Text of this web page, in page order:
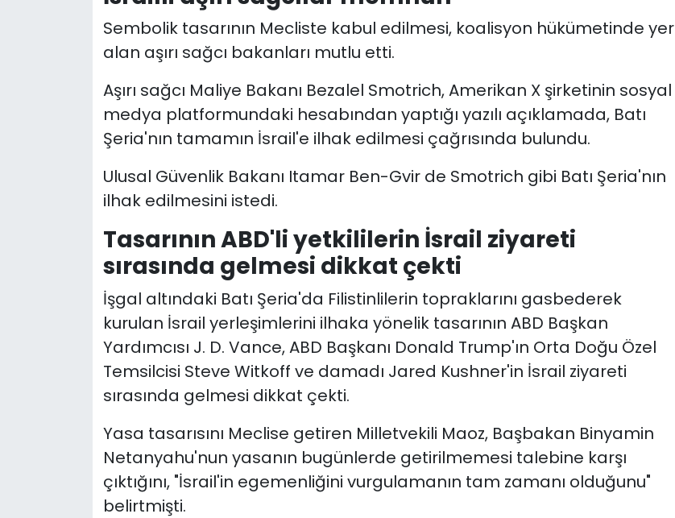
Sembolik tasarının Mecliste kabul edilmesi, koalisyon hükümetinde yer
alan aşırı sağcı bakanları mutlu etti.
Aşırı sağcı Maliye Bakanı Bezalel Smotrich, Amerikan X şirketinin sosyal
medya platformundaki hesabından yaptığı yazılı açıklamada, Batı
Şeria'nın tamamın İsrail'e ilhak edilmesi çağrısında bulundu.
Ulusal Güvenlik Bakanı Itamar Ben-Gvir de Smotrich gibi Batı Şeria'nın
ilhak edilmesini istedi.
Tasarının ABD'li yetkililerin İsrail ziyareti
sırasında gelmesi dikkat çekti
İşgal altındaki Batı Şeria'da Filistinlilerin topraklarını gasbederek
kurulan İsrail yerleşimlerini ilhaka yönelik tasarının ABD Başkan
Yardımcısı J. D. Vance, ABD Başkanı Donald Trump'ın Orta Doğu Özel
Temsilcisi Steve Witkoff ve damadı Jared Kushner'in İsrail ziyareti
sırasında gelmesi dikkat çekti.
Yasa tasarısını Meclise getiren Milletvekili Maoz, Başbakan Binyamin
Netanyahu'nun yasanın bugünlerde getirilmemesi talebine karşı
çıktığını, "İsrail'in egemenliğini vurgulamanın tam zamanı olduğunu"
belirtmişti.